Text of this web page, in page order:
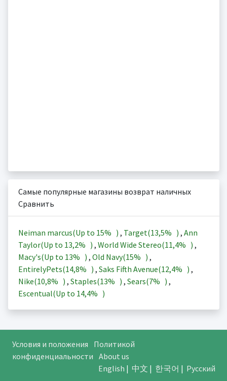
Самые популярные магазины возврат наличных
Сравнить
Neiman marcus(Up to 15% ) , Target(13,5% ) , Ann
Taylor(Up to 13,2% ) , World Wide Stereo(11,4% ) ,
Macy's(Up to 13% ) , Old Navy(15% ) ,
EntirelyPets(14,8% ) , Saks Fifth Avenue(12,4% ) ,
Nike(10,8% ) , Staples(13% ) , Sears(7% ) ,
Escentual(Up to 14,4% )
Условия и положения
Политикой
конфиденциальности About us
English | 中文 | 한국어 | Русский